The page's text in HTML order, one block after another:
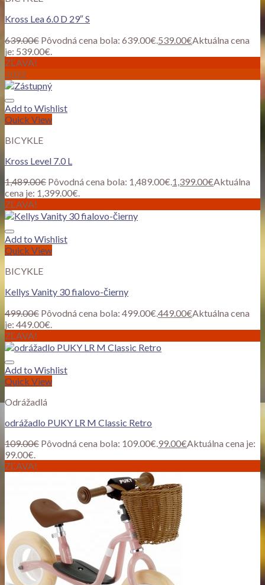
Kross Lea 6.0 D 29″ S
639.00€ Pôvodná cena bola: 639.00€. 539.00€Aktuálna cena
je: 539.00€.
ZĽAVA!
2022
Add to Wishlist
Quick View
BICYKLE
Kross Level 7.0 L
1,489.00€ Pôvodná cena bola: 1,489.00€. 1,399.00€Aktuálna
cena je: 1,399.00€.
ZĽAVA!
Add to Wishlist
Quick View
BICYKLE
Kellys Vanity 30 fialovo-čierny
499.00€ Pôvodná cena bola: 499.00€. 449.00€Aktuálna cena
je: 449.00€.
ZĽAVA!
Add to Wishlist
Quick View
Odrážadlá
odrážadlo PUKY LR M Classic Retro
109.00€ Pôvodná cena bola: 109.00€. 99.00€Aktuálna cena je:
99.00€.
ZĽAVA!